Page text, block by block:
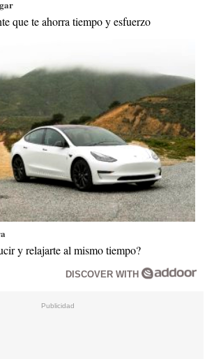
que te ahorra tiempo y esfuerzo
y relajarte al mismo tiempo?
DISCOVER WITH